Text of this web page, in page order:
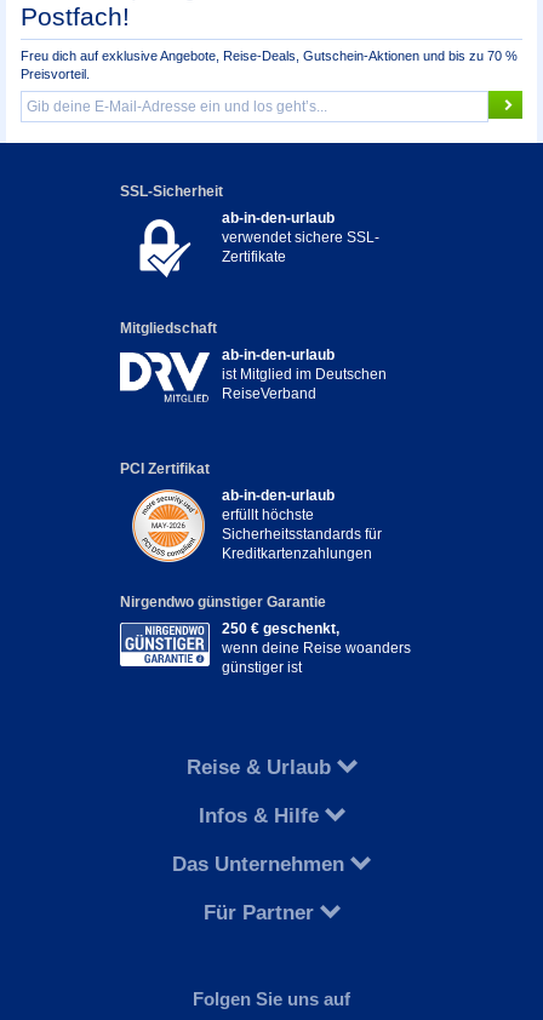
Postfach!
Freu dich auf exklusive Angebote, Reise-Deals, Gutschein-Aktionen und bis zu 70 %
Preisvorteil.
SSL-Sicherheit
ab-in-den-urlaub
verwendet sichere SSL-
Zertifikate
Mitgliedschaft
ab-in-den-urlaub
ist Mitglied im Deutschen
ReiseVerband
PCI Zertifikat
ab-in-den-urlaub
erfüllt höchste
Sicherheitsstandards für
Kreditkartenzahlungen
Nirgendwo günstiger Garantie
250 € geschenkt,
wenn deine Reise woanders
günstiger ist
Reise & Urlaub
Infos & Hilfe
Das Unternehmen
Für Partner
Folgen Sie uns auf